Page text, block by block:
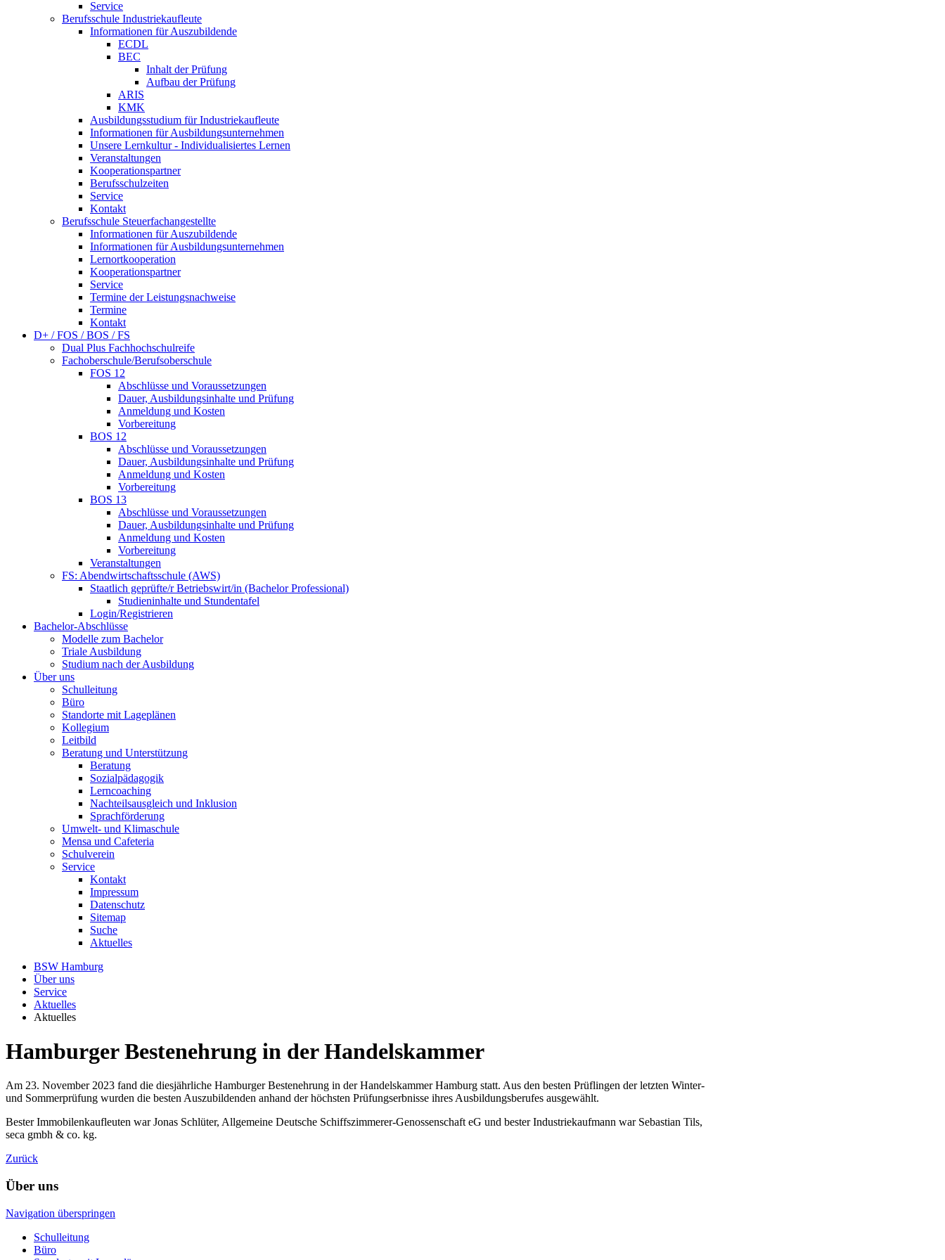
Service
Berufsschule Industriekaufleute
Informationen für Auszubildende
ECDL
BEC
Inhalt der Prüfung
Aufbau der Prüfung
ARIS
KMK
Ausbildungsstudium für Industriekaufleute
Informationen für Ausbildungsunternehmen
Unsere Lernkultur - Individualisiertes Lernen
Veranstaltungen
Kooperationspartner
Berufsschulzeiten
Service
Kontakt
Berufsschule Steuerfachangestellte
Informationen für Auszubildende
Informationen für Ausbildungsunternehmen
Lernortkooperation
Kooperationspartner
Service
Termine der Leistungsnachweise
Termine
Kontakt
D+ / FOS / BOS / FS
Dual Plus Fachhochschulreife
Fachoberschule/Berufsoberschule
FOS 12
Abschlüsse und Voraussetzungen
Dauer, Ausbildungsinhalte und Prüfung
Anmeldung und Kosten
Vorbereitung
BOS 12
Abschlüsse und Voraussetzungen
Dauer, Ausbildungsinhalte und Prüfung
Anmeldung und Kosten
Vorbereitung
BOS 13
Abschlüsse und Voraussetzungen
Dauer, Ausbildungsinhalte und Prüfung
Anmeldung und Kosten
Vorbereitung
Veranstaltungen
FS: Abendwirtschaftsschule (AWS)
Staatlich geprüfte/r Betriebswirt/in (Bachelor Professional)
Studieninhalte und Stundentafel
Login/Registrieren
Bachelor-Abschlüsse
Modelle zum Bachelor
Triale Ausbildung
Studium nach der Ausbildung
Über uns
Schulleitung
Büro
Standorte mit Lageplänen
Kollegium
Leitbild
Beratung und Unterstützung
Beratung
Sozialpädagogik
Lerncoaching
Nachteilsausgleich und Inklusion
Sprachförderung
Umwelt- und Klimaschule
Mensa und Cafeteria
Schulverein
Service
Kontakt
Impressum
Datenschutz
Sitemap
Suche
Aktuelles
BSW Hamburg
Über uns
Service
Aktuelles
Aktuelles
Hamburger Bestenehrung in der Handelskammer
Am 23. November 2023 fand die diesjährliche Hamburger Bestenehrung in der Handelskammer Hamburg statt. Aus den besten Prüflingen der letzten Winter-
und Sommerprüfung wurden die besten Auszubildenden anhand der höchsten Prüfungserbnisse ihres Ausbildungsberufes ausgewählt.
Bester Immobilenkaufleuten war Jonas Schlüter, Allgemeine Deutsche Schiffszimmerer-Genossenschaft eG und bester Industriekaufmann war Sebastian Tils,
seca gmbh & co. kg.
Zurück
Über uns
Navigation überspringen
Schulleitung
Büro